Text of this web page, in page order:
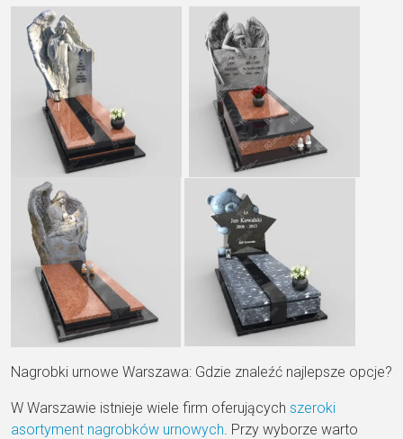
Nagrobki urnowe Warszawa: Gdzie znaleźć najlepsze opcje?
W Warszawie istnieje wiele firm oferujących szeroki
asortyment nagrobków urnowych. Przy wyborze warto